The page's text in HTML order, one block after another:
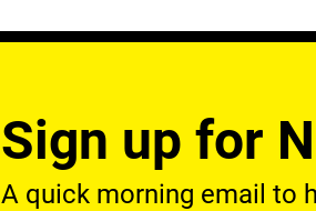
Sign up for
A quick morning email to